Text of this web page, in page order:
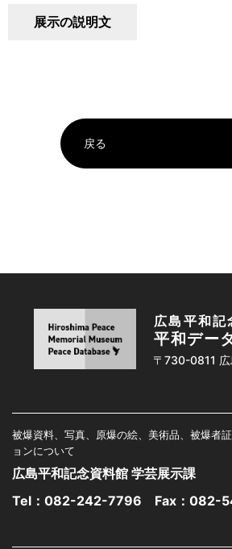
展示の説明文
戻る
広島平和記
平和デー
〒730-0811
被爆資料、写真、原爆の絵、美術品、被爆者
ョンについて
広島平和記念資料館 学芸展示課
Tel： 082-242-7796 Fax：082-